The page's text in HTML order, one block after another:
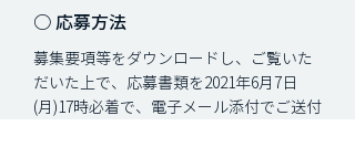
○ ​応募方法
​募集要項等をダウンロードし、ご覧いた
だいた上で、応募書類を2021年6月7日
(月)17時必着で、電子メール添付でご送付